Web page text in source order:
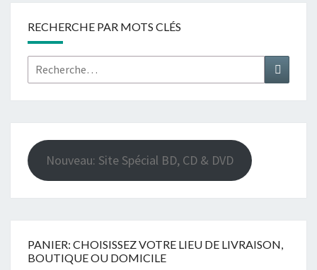
RECHERCHE PAR MOTS CLÉS
Rechercher :
Nouveau: Site Spécial BD, CD & DVD
PANIER: CHOISISSEZ VOTRE LIEU DE LIVRAISON,
BOUTIQUE OU DOMICILE